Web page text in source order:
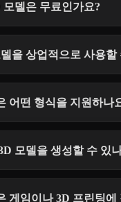
모델은 무료인가요?
을 상업적으로 사용할
어떤 형식을 지원하나
모델을 생성할 수 있
게임이나 3D 프린팅에